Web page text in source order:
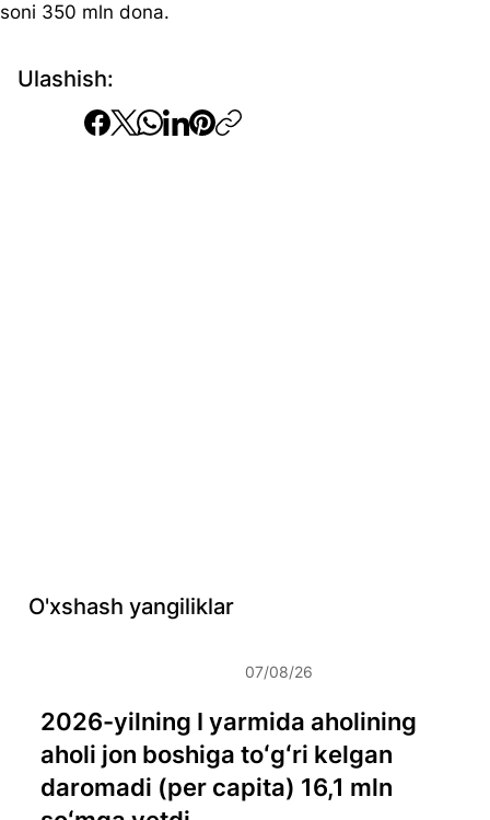
Ulashish:
soni 350 mln dona.
O'xshash yangiliklar
2026-yilning I yarmida aholining
aholi jon boshiga toʻgʻri kelgan
daromadi (per capita) 16,1 mln
07/08/26